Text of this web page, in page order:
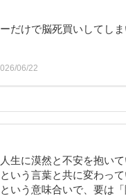
だけで脳死買いしてし
06/22
生に漠然と不安を抱い
いう言葉と共に変わっ
いう意味合いで、要は